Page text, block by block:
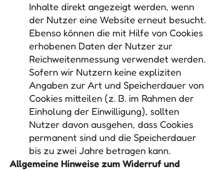
Inhalte direkt angezeigt werden, wenn
der Nutzer eine Website erneut besucht.
Ebenso können die mit Hilfe von Cookies
erhobenen Daten der Nutzer zur
Reichweitenmessung verwendet werden.
Sofern wir Nutzern keine expliziten
Angaben zur Art und Speicherdauer von
Cookies mitteilen (z. B. im Rahmen der
Einholung der Einwilligung), sollten
Nutzer davon ausgehen, dass Cookies
permanent sind und die Speicherdauer
bis zu zwei Jahre betragen kann.
Allgemeine Hinweise zum Widerruf und